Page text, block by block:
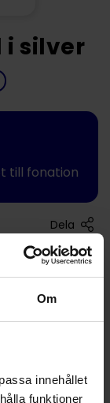
Om
innehållet
funktioner
koppling
– inkl. 1
silver
till fonation
Dela